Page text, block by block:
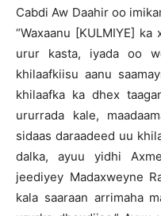
Cabdi Aw Daahir oo
“Waxaanu [KULMIYE]
urur kasta, iyada oo
khilaafkiisu aanu
khilaafka ka dhex
ururrada kale,
sidaas daraadeed uu
dalka, ayuu yidhi
jeediyey Madaxweyne
kala saaraan arrimaha